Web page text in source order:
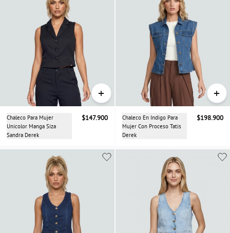
+
Chaleco Para Mujer
Unicolor Manga Siza
Sandra Derek
$147.900
+
Chaleco En Indigo Para
Mujer Con Proceso Tatis
Derek
$198.900